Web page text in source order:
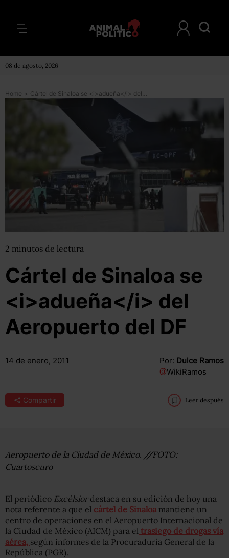
08 de agosto, 2026
Home > Cártel de Sinaloa se <i>adueña</i> del Aeropuerto del DF
2 minutos de lectura
Cártel de Sinaloa se
<i>adueña</i> del
Aeropuerto del DF
14 de enero, 2011 Por: Dulce Ramos
@WikiRamos
Compartir Leer después
Aeropuerto de la Ciudad de México. //FOTO:
Cuartoscuro
El periódico Excélsiordestaca en su edición de hoy una
nota referente a que el cártel de Sinaloamantiene un
centro de operaciones en el Aeropuerto Internacional de
la Ciudad de México (AICM) para el trasiego de drogas vía
aérea, según informes de la Procuraduría General de la
República (PGR).